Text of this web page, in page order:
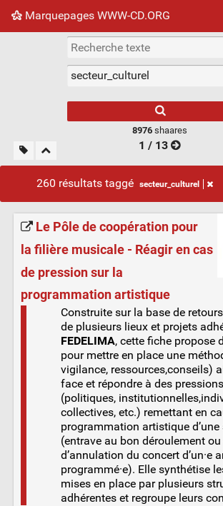
Marquepages WWW-CD.ORG
Nuage de tags Mur d'images
8976 shaares
1 / 13
260 résultats taggé secteur_culturel
Le Pôle de coopération pour
la filière musicale - Réagir en cas
de pression sur la
programmation artistique
Construite sur la base de
de plusieurs lieux et projets
FEDELIMA, cette fiche propose
pour mettre en place une
vigilance, ressources,conseils)
face et répondre à des
(politiques,
collectives, etc.) remettant en
programmation artistique d’une
(entrave au bon déroulement
d’annulation du concert d’un·e
programmé·e). Elle synthétise
mises en place par plusieurs
adhérentes et regroupe leurs